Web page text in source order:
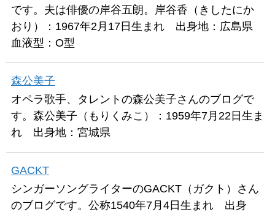
です。夫は俳優の岸谷五朗。岸谷香（きしたにか
おり）：1967年2月17日生まれ 出身地：広島県
血液型：O型
森公美子
オペラ歌手、タレントの森公美子さんのブログで
す。森公美子（もりくみこ）：1959年7月22日生ま
れ 出身地：宮城県
GACKT
シンガーソングライターのGACKT（ガクト）さん
のブログです。公称1540年7月4日生まれ 出身